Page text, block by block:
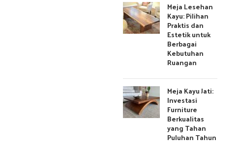
Meja Lesehan
Kayu: Pilihan
Praktis dan
Estetik untuk
Berbagai
Kebutuhan
Ruangan
Meja Kayu Jati:
Investasi
Furniture
Berkualitas
yang Tahan
Puluhan Tahun